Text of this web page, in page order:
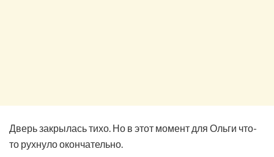
Дверь закрылась тихо. Но в этот момент для Ольги что-
то рухнуло окончательно.